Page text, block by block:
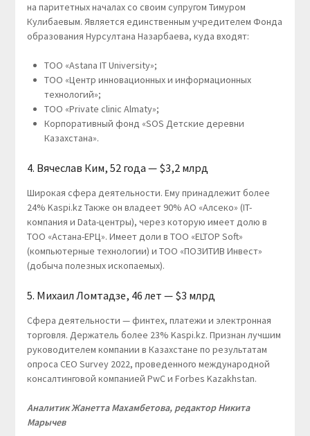
на паритетных началах со своим супругом Тимуром
Кулибаевым. Является единственным учредителем Фонда
образования Нурсултана Назарбаева, куда входят:
ТОО «Astana IT University»;
ТОО «Центр инновационных и информационных
технологий»;
ТОО «Private clinic Almaty»;
Корпоративный фонд «SOS Детские деревни
Казахстана».
4. Вячеслав Ким, 52 года — $3,2 млрд
Широкая сфера деятельности. Ему принадлежит более
24% Kaspi.kz Также он владеет 90% АО «Алсеко» (IT-
компания и Data-центры), через которую имеет долю в
ТОО «Астана-ЕРЦ». Имеет доли в ТОО «ELTOP Soft»
(компьютерные технологии) и ТОО «ПОЗИТИВ Инвест»
(добыча полезных ископаемых).
5. Михаил Ломтадзе, 46 лет — $3 млрд
Сфера деятельности — финтех, платежи и электронная
торговля. Держатель более 23% Kaspi.kz. Признан лучшим
руководителем компании в Казахстане по результатам
опроса СЕО Survey 2022, проведенного международной
консалтинговой компанией PwC и Forbes Kazakhstan.
Аналитик Жанетта Махамбетова, редактор Никита
Марычев